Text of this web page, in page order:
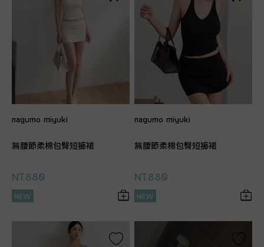
nagumo miyuki
無腰節柔棉包臀短褲裙
NT.880
NEW
nagumo miyuki
無腰節柔棉包臀短褲裙
NT.880
NEW